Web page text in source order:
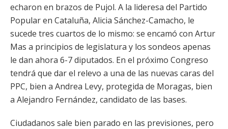
echaron en brazos de Pujol. A la lideresa del Partido
Popular en Cataluña, Alicia Sánchez-Camacho, le
sucede tres cuartos de lo mismo: se encamó con Artur
Mas a principios de legislatura y los sondeos apenas
le dan ahora 6-7 diputados. En el próximo Congreso
tendrá que dar el relevo a una de las nuevas caras del
PPC, bien a Andrea Levy, protegida de Moragas, bien
a Alejandro Fernández, candidato de las bases.
Ciudadanos sale bien parado en las previsiones, pero